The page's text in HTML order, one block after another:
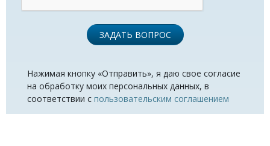
ЗАДАТЬ ВОПРОС
Нажимая кнопку «Отправить», я даю свое согласие
на обработку моих персональных данных, в
соответствии с пользовательским соглашением